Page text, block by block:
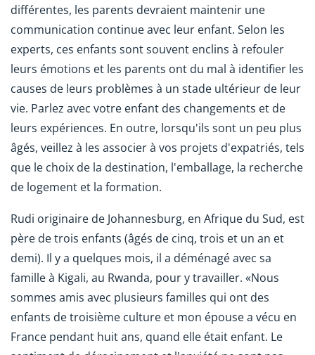
différentes, les parents devraient maintenir une
communication continue avec leur enfant. Selon les
experts, ces enfants sont souvent enclins à refouler
leurs émotions et les parents ont du mal à identifier les
causes de leurs problèmes à un stade ultérieur de leur
vie. Parlez avec votre enfant des changements et de
leurs expériences. En outre, lorsqu'ils sont un peu plus
âgés, veillez à les associer à vos projets d'expatriés, tels
que le choix de la destination, l'emballage, la recherche
de logement et la formation.
Rudi originaire de Johannesburg, en Afrique du Sud, est
père de trois enfants (âgés de cinq, trois et un an et
demi). Il y a quelques mois, il a déménagé avec sa
famille à Kigali, au Rwanda, pour y travailler. «Nous
sommes amis avec plusieurs familles qui ont des
enfants de troisième culture et mon épouse a vécu en
France pendant huit ans, quand elle était enfant. Le